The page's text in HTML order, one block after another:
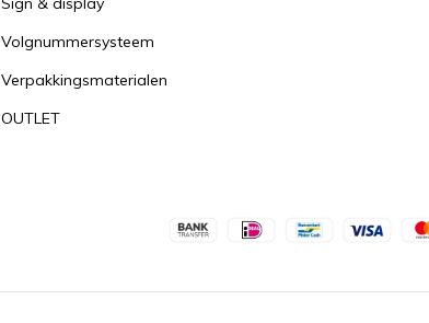
Volgnummersysteem
Verpakkingsmaterialen
OUTLET